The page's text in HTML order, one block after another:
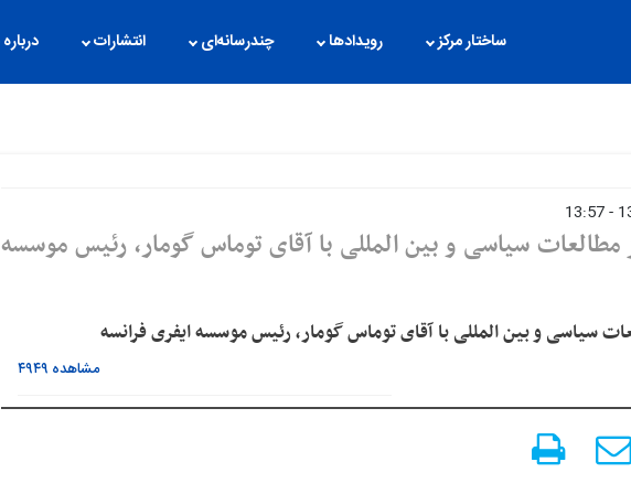
ساختار مرکز رویدادها چندرسانه‌ای انتشارات درباره
سیاسی و بین المللی با آقای توماس گومار، رئیس موسسه
سیاسی و بین المللی با آقای توماس گومار، رئیس موسسه ایفری فرانسه
مشاهده ۴۹۴۹